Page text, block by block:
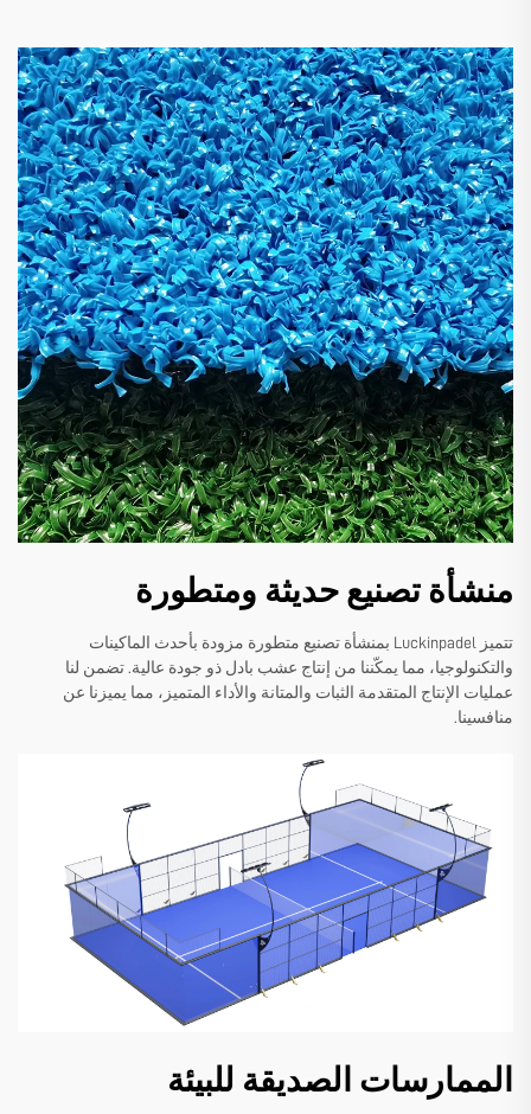
منشأة تصنيع حديثة ومتطورة
تتميز Luckinpadel بمنشأة تصنيع متطورة مزودة بأحدث الماكينات
والتكنولوجيا، مما يمكّننا من إنتاج عشب بادل ذو جودة عالية. تضمن لنا
عمليات الإنتاج المتقدمة الثبات والمتانة والأداء المتميز، مما يميزنا عن
منافسينا.
الممارسات الصديقة للبيئة